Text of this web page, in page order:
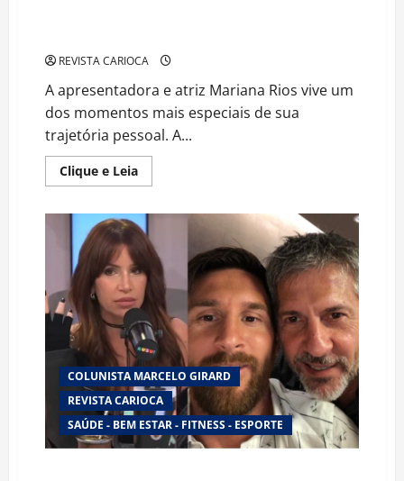
REVISTA CARIOCA
A apresentadora e atriz Mariana Rios vive um
dos momentos mais especiais de sua
trajetória pessoal. A...
Clique e LeiaRead
more
Rios
celebra
nova
fase
da
maternidade
ao
marcar
sete
meses
de
vida
do
filho
COLUNISTA MARCELO GIRARD
REVISTA CARIOCA
SAÚDE - BEM ESTAR - FITNESS - ESPORTE